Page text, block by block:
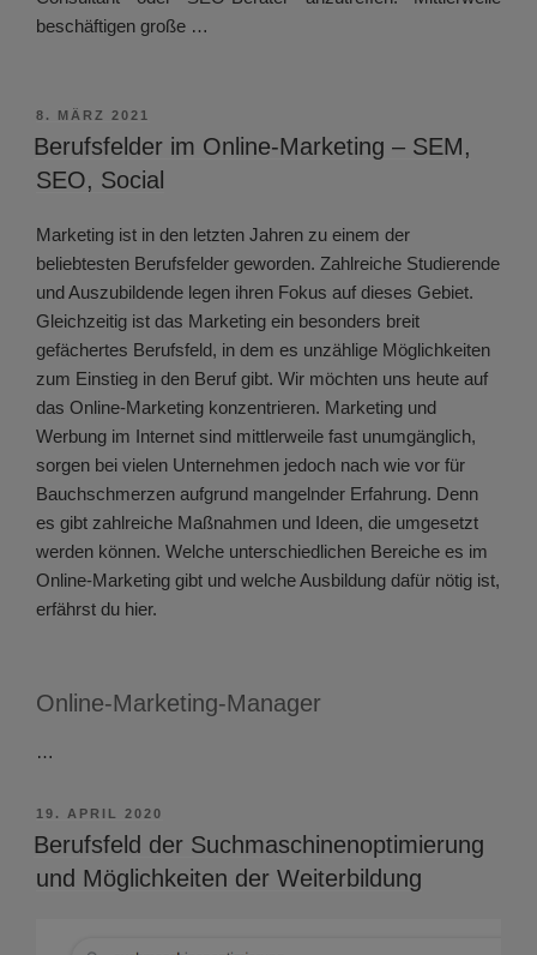
beschäftigen große …
VERÖFFENTLICHT
AM
8. MÄRZ 2021
Berufsfelder im Online-Marketing – SEM,
SEO, Social
Marketing ist in den letzten Jahren zu einem der
beliebtesten Berufsfelder geworden. Zahlreiche Studierende
und Auszubildende legen ihren Fokus auf dieses Gebiet.
Gleichzeitig ist das Marketing ein besonders breit
gefächertes Berufsfeld, in dem es unzählige Möglichkeiten
zum Einstieg in den Beruf gibt. Wir möchten uns heute auf
das Online-Marketing konzentrieren. Marketing und
Werbung im Internet sind mittlerweile fast unumgänglich,
sorgen bei vielen Unternehmen jedoch nach wie vor für
Bauchschmerzen aufgrund mangelnder Erfahrung. Denn
es gibt zahlreiche Maßnahmen und Ideen, die umgesetzt
werden können. Welche unterschiedlichen Bereiche es im
Online-Marketing gibt und welche Ausbildung dafür nötig ist,
erfährst du hier.
Online-Marketing-Manager
…
VERÖFFENTLICHT
AM
19. APRIL 2020
Berufsfeld der Suchmaschinenoptimierung
und Möglichkeiten der Weiterbildung